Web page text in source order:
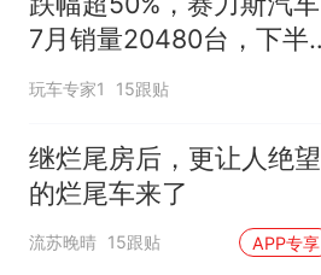
7月销量20480台，下半
年能否破局？
玩车专家1 15跟贴
继烂尾房后，更让人绝望
的烂尾车来了
流苏晚晴 15跟贴 APP专享